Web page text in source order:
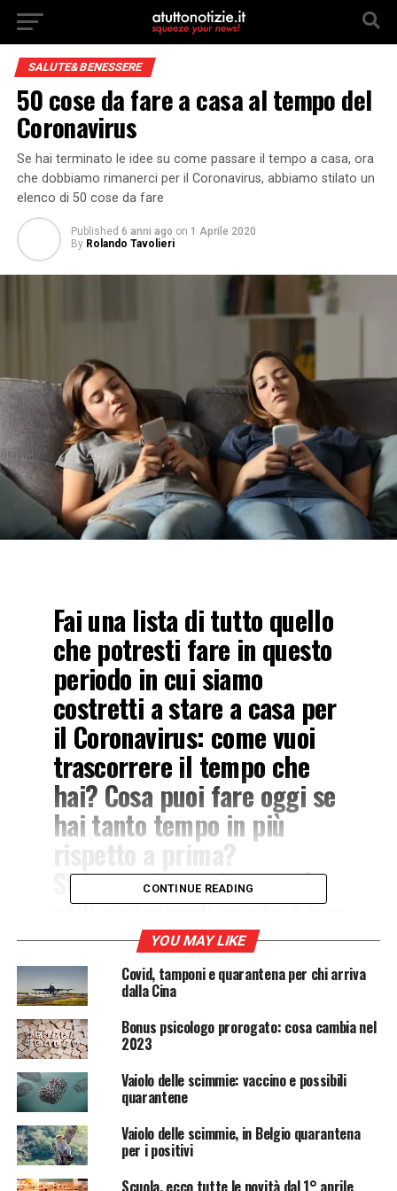
SALUTE&BENESSERE
50 cose da fare a casa al tempo del
Coronavirus
Se hai terminato le idee su come passare il tempo a casa, ora
che dobbiamo rimanerci per il Coronavirus, abbiamo stilato un
elenco di 50 cose da fare
Published 6 anni ago on 1 Aprile 2020
By Rolando Tavolieri
Fai una lista di tutto quello
che potresti fare in questo
periodo in cui siamo
costretti a stare a casa per
il Coronavirus: come vuoi
trascorrere il tempo che
hai? Cosa puoi fare oggi se
hai tanto tempo in più
rispetto a prima?
Stila un elenco di attività
utili e piacevoli per te e per
gli altri, che ti
permetteranno di
organizzare le tue giornate,
stare sereno il più
possibile, divertirti e
condividere qualcosa di
utile con le altre persone a
te care.
CONTINUE READING
YOU MAY LIKE
Covid, tamponi e quarantena per chi arriva
dalla Cina
Bonus psicologo prorogato: cosa cambia nel
2023
Vaiolo delle scimmie: vaccino e possibili
quarantene
Vaiolo delle scimmie, in Belgio quarantena
per i positivi
Scuola, ecco tutte le novità dal 1° aprile